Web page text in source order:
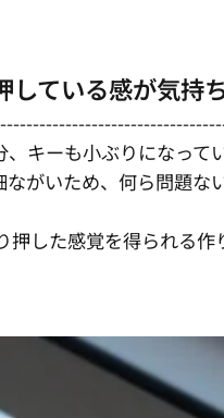
している感が気持
キーも小ぶりになってい
がいため、何ら問題な
押した感覚を得られる